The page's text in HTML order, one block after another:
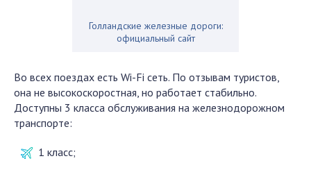
Голландские железные дороги:
официальный сайт
Во всех поездах есть Wi-Fi сеть. По отзывам туристов,
она не высокоскоростная, но работает стабильно.
Доступны 3 класса обслуживания на железнодорожном
транспорте:
1 класс;